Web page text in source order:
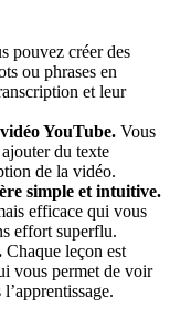
pouvez créer des
ou phrases en
et leur
YouTube. Vous
du texte
de la vidéo.
simple et intuitive.
efficace qui vous
effort superflu.
Chaque leçon est
vous permet de voir